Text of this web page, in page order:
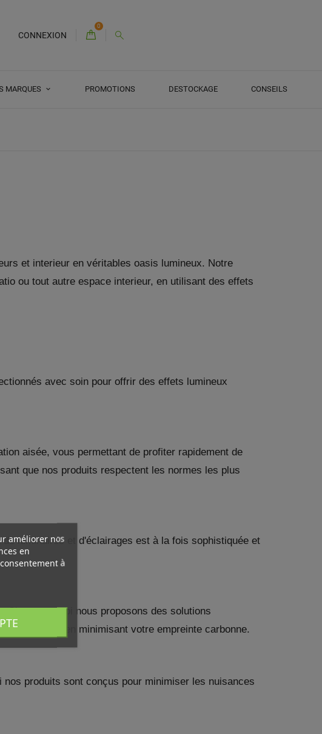
CONNEXION
0
MARQUES PROMOTIONS DESTOCKAGE CONSEILS
et interieur en véritables oasis lumineux. Notre
ou tout autre espace interieur, en utilisant des effets
avec soin pour offrir des effets lumineux
aisée, vous permettant de profiter rapidement de
que nos produits respectent les normes les plus
luminaires et d'éclairages est à la fois sophistiquée et
C'est pourquoi nous proposons des solutions
tout en minimisant votre empreinte carbonne.
produits sont conçus pour minimiser les nuisances
new list
améliorer nos
en
à